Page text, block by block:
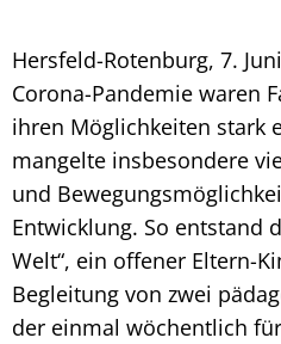
Hersfeld-Rotenburg, 7.
Corona-Pandemie waren
ihren Möglichkeiten stark
mangelte insbesondere
und
Entwicklung. So entstand
Welt“, ein offener Eltern-
Begleitung von zwei
der einmal wöchentlich